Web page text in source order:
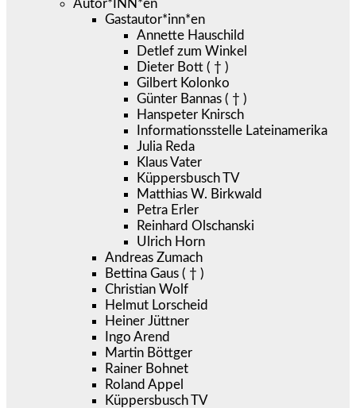
Autor*INN*en
Gastautor*inn*en
Annette Hauschild
Detlef zum Winkel
Dieter Bott ( † )
Gilbert Kolonko
Günter Bannas ( † )
Hanspeter Knirsch
Informationsstelle Lateinamerika
Julia Reda
Klaus Vater
Küppersbusch TV
Matthias W. Birkwald
Petra Erler
Reinhard Olschanski
Ulrich Horn
Andreas Zumach
Bettina Gaus ( † )
Christian Wolf
Helmut Lorscheid
Heiner Jüttner
Ingo Arend
Martin Böttger
Rainer Bohnet
Roland Appel
Küppersbusch TV